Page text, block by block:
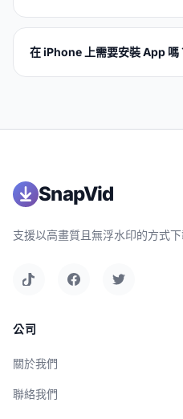
在 iPhone 上需要安裝 App 嗎
SnapVid
支援以高畫質且無浮水印的方式
公司
關於我們
聯絡我們